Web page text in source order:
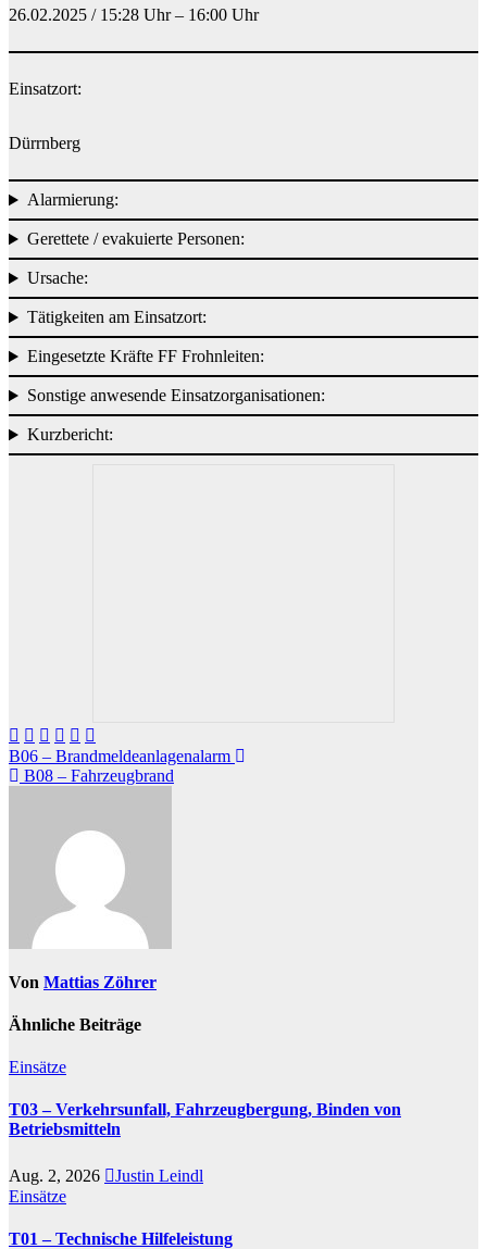
26.02.2025 / 15:28 Uhr – 16:00 Uhr
Einsatzort:
Dürrnberg
Alarmierung:
Gerettete / evakuierte Personen:
Ursache:
Tätigkeiten am Einsatzort:
Eingesetzte Kräfte FF Frohnleiten:
Sonstige anwesende Einsatzorganisationen:
Kurzbericht:
Beitragsnavigation
B06 – Brandmeldeanlagenalarm
B08 – Fahrzeugbrand
Von Mattias Zöhrer
Ähnliche Beiträge
Einsätze
T03 – Verkehrsunfall, Fahrzeugbergung, Binden von
Betriebsmitteln
Aug. 2, 2026
Justin Leindl
Einsätze
T01 – Technische Hilfeleistung